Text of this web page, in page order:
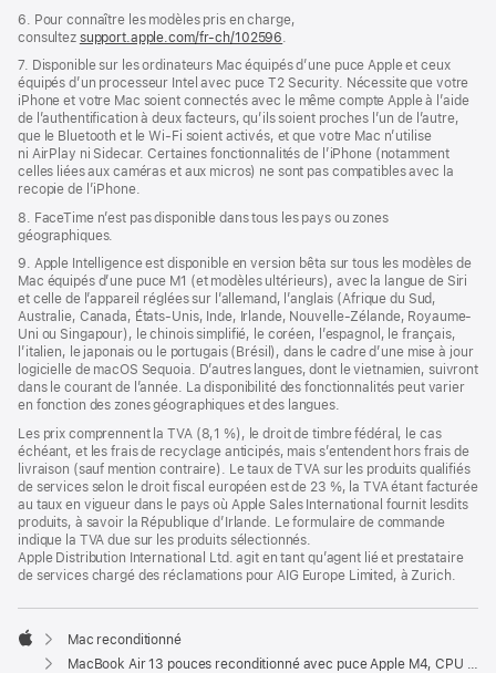
6. Pour connaître les modèles pris en charge,
consultez support.apple.com/fr-ch/102596
7. Disponible sur les ordinateurs Mac équipés d’une puce Apple et ceux
équipés d’un processeur Intel avec puce T2 Security. Nécessite que votre
iPhone et votre Mac soient connectés avec le même compte Apple à l’aide
de l’authentification à deux facteurs, qu’ils soient proches l’un de l’autre,
que le Bluetooth et le Wi-Fi soient activés, et que votre Mac n’utilise
ni AirPlay ni Sidecar. Certaines fonctionnalités de l’iPhone (notamment
celles liées aux caméras et aux micros) ne sont pas compatibles avec la
recopie de l’iPhone.
8. FaceTime n’est pas disponible dans tous les pays ou zones
géographiques.
9. Apple Intelligence est disponible en version bêta sur tous les modèles de
Mac équipés d’une puce M1 (et modèles ultérieurs), avec la langue de Siri
et celle de l’appareil réglées sur l’allemand, l’anglais (Afrique du Sud,
Australie, Canada, États-Unis, Inde, Irlande, Nouvelle-Zélande, Royaume-
Uni ou Singapour), le chinois simplifié, le coréen, l’espagnol, le français,
l’italien, le japonais ou le portugais (Brésil), dans le cadre d’une mise à jour
logicielle de macOS Sequoia. D’autres langues, dont le vietnamien, suivront
dans le courant de l’année. La disponibilité des fonctionnalités peut varier
en fonction des zones géographiques et des langues.
Les prix comprennent la TVA (8,1 %), le droit de timbre fédéral, le cas
échéant, et les frais de recyclage anticipés, mais s’entendent hors frais de
livraison (sauf mention contraire). Le taux de TVA sur les produits qualifiés
de services selon le droit fiscal européen est de 23 %, la TVA étant facturée
au taux en vigueur dans le pays où Apple Sales International fournit lesdits
produits, à savoir la République d’Irlande. Le formulaire de commande
indique la TVA due sur les produits sélectionnés.
Apple Distribution International Ltd. agit en tant qu’agent lié et prestataire
de services chargé des réclamations pour AIG Europe Limited, à Zurich.
Apple
Mac reconditionné
MacBook Air 13 pouces reconditionné avec puce Apple M4, CPU 10 cœurs et GPU 10 cœurs – Bleu ciel